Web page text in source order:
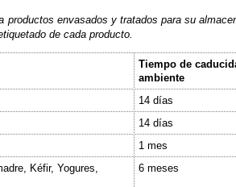
productos envasados y tratados para su
de cada producto.
Tiempo de
ambiente
14 días
14 días
1 mes
Kéfir, Yogures,
6 meses